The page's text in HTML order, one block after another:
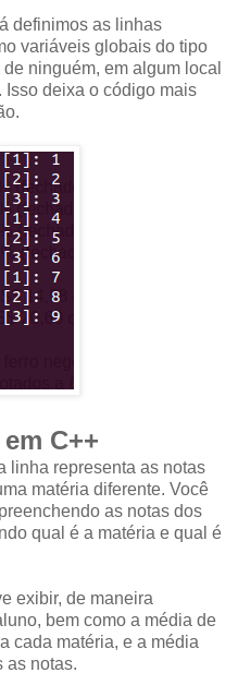
definimos as linhas
variáveis globais do tipo
ninguém, em algum local
deixa o código mais
C++
linha representa as notas
matéria diferente. Você
as notas dos
qual é a matéria e qual é
exibir, de maneira
bem como a média de
cada matéria, e a média
as notas.